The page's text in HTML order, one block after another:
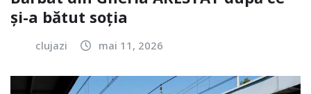
și-a bătut soția
clujazi mai 11, 2026